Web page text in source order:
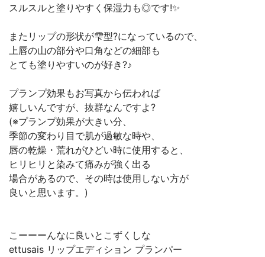
スルスルと塗りやすく保湿力も◎です!✨
またリップの形状が雫型?になっているので、
上唇の山の部分や口角などの細部も
とても塗りやすいのが好き?♪
プランプ効果もお写真から伝われば
嬉しいんですが、抜群なんですよ?
(※プランプ効果が大きい分、
季節の変わり目で肌が過敏な時や、
唇の乾燥・荒れがひどい時に使用すると、
ヒリヒリと染みて痛みが強く出る
場合があるので、その時は使用しない方が
良いと思います。)
こーーーんなに良いとこずくしな
ettusais リップエディション プランパー